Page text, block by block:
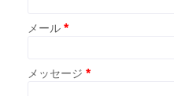
メール *
メッセージ *